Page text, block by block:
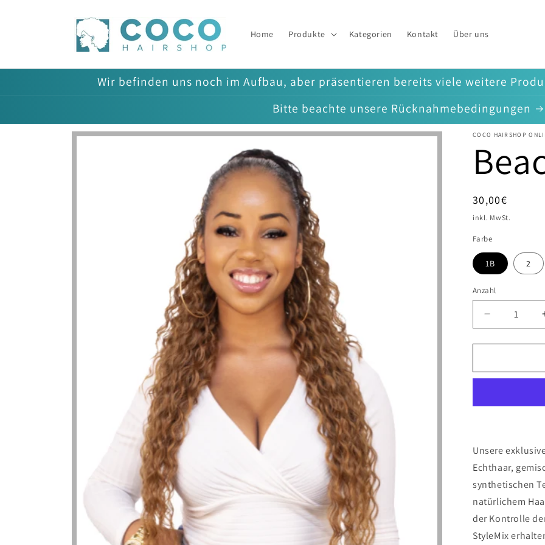
Home Produkte Kategorien Kontakt Über uns
Wir befinden uns noch im Aufbau, aber präsentieren bereits viele weitere
Bitte beachte unsere Rücknahmebedingungen
Zu
COCO HAIRSHOP
Normaler
Preis
30,00€
inkl. MwSt.
Farbe
1B 2
Anzahl
Verringere
die
Menge
Beach
Unsere
Echthaar,
synthetischen
natürlichem
der Kontrolle
StyleMix